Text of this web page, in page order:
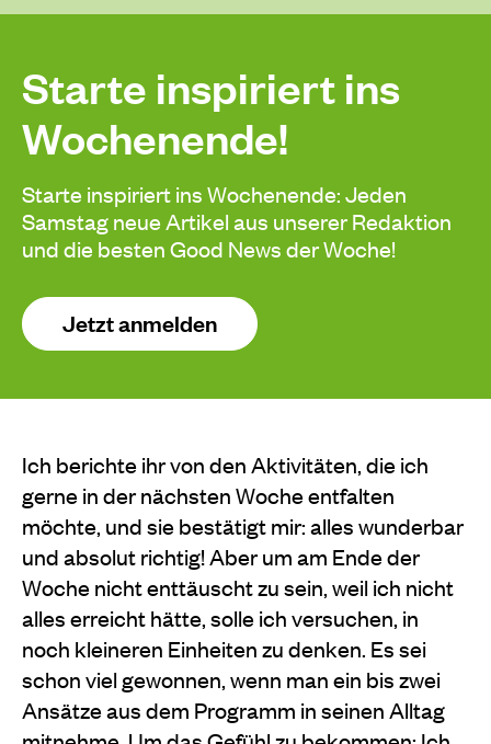
Starte inspiriert ins
Wochenende!
Starte inspiriert ins Wochenende: Jeden
Samstag neue Artikel aus unserer Redaktion
und die besten Good News der Woche!
Jetzt anmelden
Ich berichte ihr von den Aktivitäten, die ich
gerne in der nächsten Woche entfalten
möchte, und sie bestätigt mir: alles wunderbar
und absolut richtig! Aber um am Ende der
Woche nicht enttäuscht zu sein, weil ich nicht
alles erreicht hätte, solle ich versuchen, in
noch kleineren Einheiten zu denken. Es sei
schon viel gewonnen, wenn man ein bis zwei
Ansätze aus dem Programm in seinen Alltag